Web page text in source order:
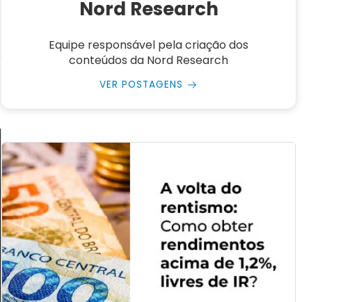
Nord Research
Equipe responsável pela criação dos
conteúdos da Nord Research
VER POSTAGENS